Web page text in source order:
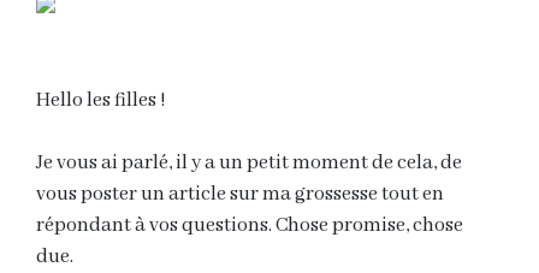
Hello les filles !
Je vous ai parlé, il y a un petit moment de cela, de
vous poster un article sur ma grossesse tout en
répondant à vos questions. Chose promise, chose
due.